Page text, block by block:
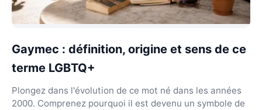
Gaymec : définition, origine et sens de ce
terme LGBTQ+
Plongez dans l'évolution de ce mot né dans les années
2000. Comprenez pourquoi il est devenu un symbole de